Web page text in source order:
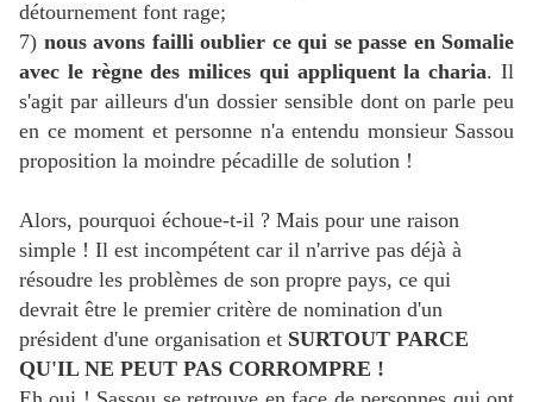
détournement font rage;
7) nous avons failli oublier ce qui se passe en Somalie
avec le règne des milices qui appliquent la charia. Il
s'agit par ailleurs d'un dossier sensible dont on parle peu
en ce moment et personne n'a entendu monsieur Sassou
proposition la moindre pécadille de solution !
Alors, pourquoi échoue-t-il ? Mais pour une raison
simple ! Il est incompétent car il n'arrive pas déjà à
résoudre les problèmes de son propre pays, ce qui
devrait être le premier critère de nomination d'un
président d'une organisation et SURTOUT PARCE
QU'IL NE PEUT PAS CORROMPRE !